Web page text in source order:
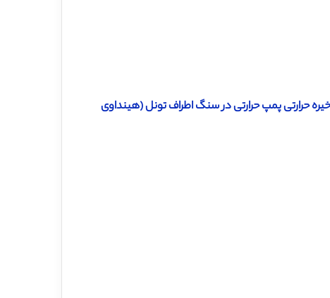
حرارتی پمپ حرارتی در سنگ اطراف تونل (هینداوی